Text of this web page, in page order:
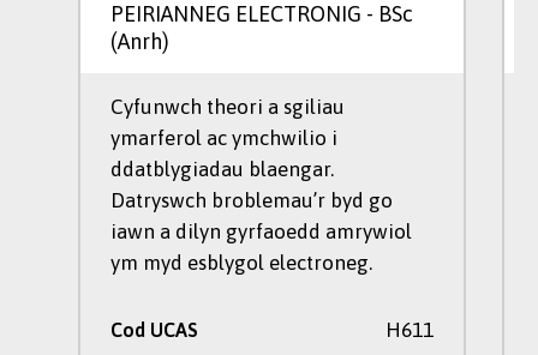
PEIRIANNEG ELECTRONIG - BSc
(Anrh)
Cyfunwch theori a sgiliau
ymarferol ac ymchwilio i
ddatblygiadau blaengar.
Datryswch broblemau’r byd go
iawn a dilyn gyrfaoedd amrywiol
ym myd esblygol electroneg.
Cod UCAS H611